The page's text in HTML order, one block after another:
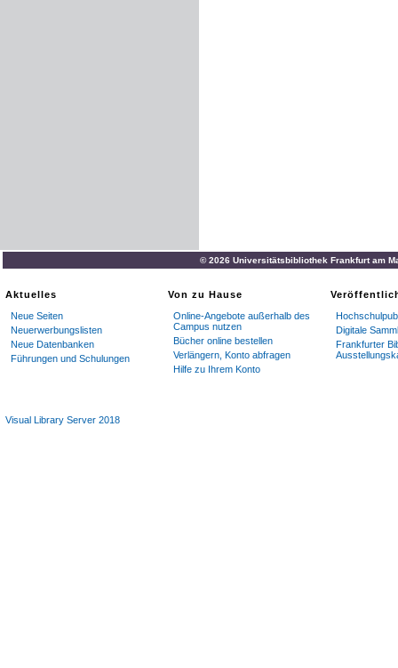
© 2026 Universitätsbibliothek Frankfurt am
Aktuelles
Neue Seiten
Neuerwerbungslisten
Neue Datenbanken
Führungen und Schulungen
Von zu Hause
Online-Angebote außerhalb des
Campus nutzen
Bücher online bestellen
Verlängern, Konto abfragen
Hilfe zu Ihrem Konto
Digitale
Frankfurter
Visual Library Server 2018